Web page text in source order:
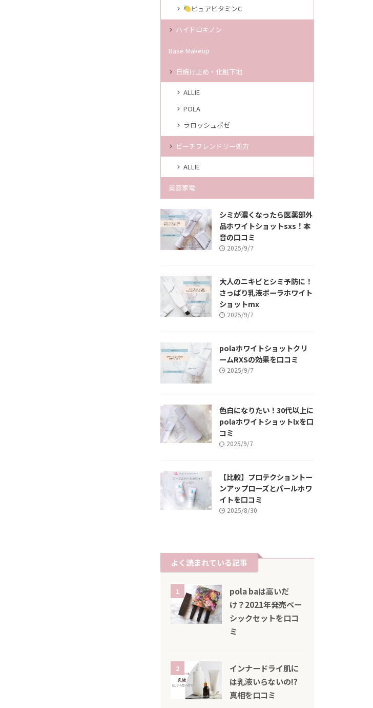
ピュアビタミンC
ハイドロキノン
Base Makeup
日焼け止め・化粧下地
ALLIE
POLA
ラロッシュポゼ
ビーチフレンドリー処方
ALLIE
美容家電
シミが濃くなったら医薬部外
品ホワイトショットsxs！本
音の口コミ
2025/9/7
大人のニキビとシミ予防に！
さっぱり乳液ポーラホワイト
ショットmx
2025/9/7
polaホワイトショットクリ
ームRXSの効果を口コミ
2025/9/7
色白になりたい！30代以上に
polaホワイトショットlxを口
コミ
2025/9/7
【比較】プロテクショントー
ンアップローズとパールホワ
イトを口コミ
2025/8/30
よく読まれている記事
1
pola baは高いだ
け？2021年発売ベー
シックセットを口コ
ミ
2
インナードライ肌に
は乳液いらないの!?
真相を口コミ